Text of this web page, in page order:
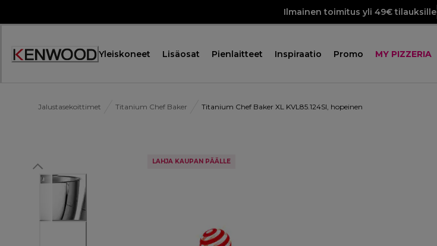
Ilmainen toimitus yli 49€ tilauksille
Yleiskoneet Lisäosat Pienlaitteet Inspiraatio Promo MY PIZZERIA
Jalustasekoittimet Titanium Chef Baker Titanium Chef Baker XL KVL85.124SI, hopeinen
LAHJA KAUPAN PÄÄLLE